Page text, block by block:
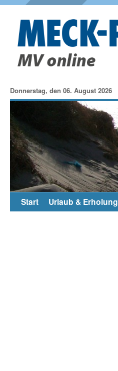
Donnerstag, den 06. August 2026
Start Urlaub & Erholung